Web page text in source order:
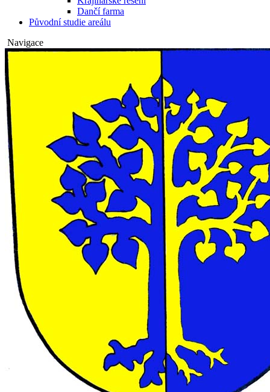
Dančí farma
Původní studie areálu
Navigace